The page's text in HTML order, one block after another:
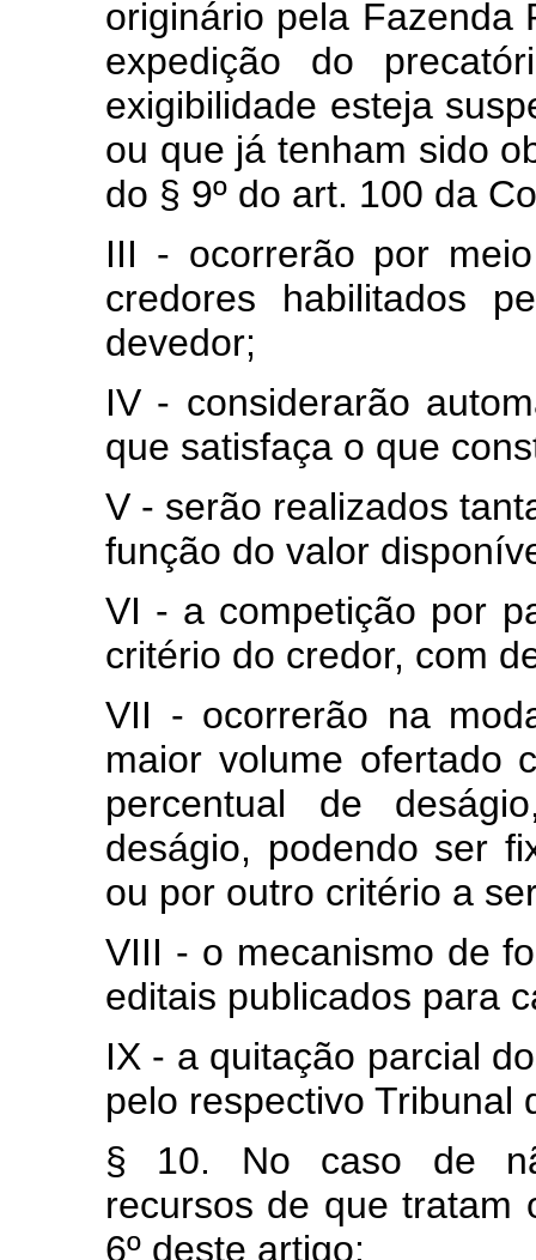
originário pela Fazenda
expedição do
exigibilidade esteja
ou que já tenham sido
do § 9º do art. 100 da
III - ocorrerão por
credores habilitados
devedor;
IV - considerarão
que satisfaça o que
V - serão realizados
função do valor
VI - a competição por
critério do credor, com
VII - ocorrerão na
maior volume ofertado
percentual de
deságio, podendo ser
ou por outro critério a
VIII - o mecanismo de
editais publicados para
IX - a quitação parcial
pelo respectivo Tribunal
§ 10. No caso de
recursos de que tratam
6º deste artigo: